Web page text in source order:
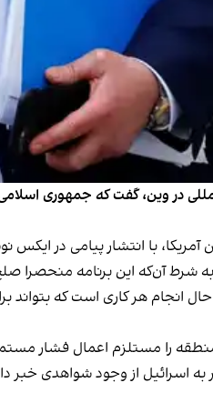
در وین، گفت که جمهوری
با انتشار پیامی در
شرط آن‌که این برنامه منحصرا
انجام هر کاری است که
را مستلزم اعمال فشار
از وجود شواهدی خبر